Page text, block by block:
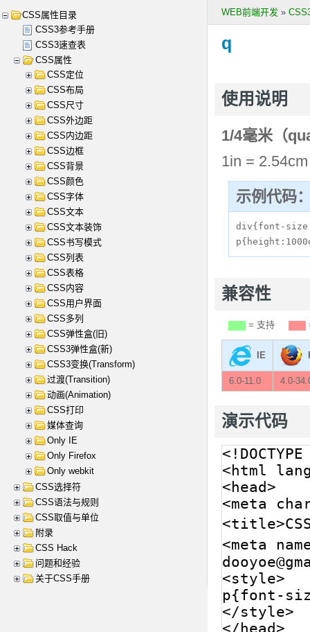
WEB前端开发 »
q
使用说明
1/4毫米（
1in =
示例代码
div{font-
兼容性
= 支持
IE
6.0-11.0 4.0-
演示代码
CSS属性目录
CSS3参考手册
CSS3速查表
CSS属性
CSS定位
CSS布局
CSS尺寸
CSS外边距
CSS内边距
CSS边框
CSS背景
CSS颜色
CSS字体
CSS文本
CSS文本装饰
CSS书写模式
CSS列表
CSS表格
CSS内容
CSS用户界面
CSS多列
CSS弹性盒(旧)
CSS3弹性盒(新)
CSS3变换(Transform)
过渡(Transition)
动画(Animation)
CSS打印
媒体查询
Only IE
Only Firefox
Only webkit
CSS选择符
CSS语法与规则
CSS取值与单位
附录
CSS Hack
问题和经验
关于CSS手册